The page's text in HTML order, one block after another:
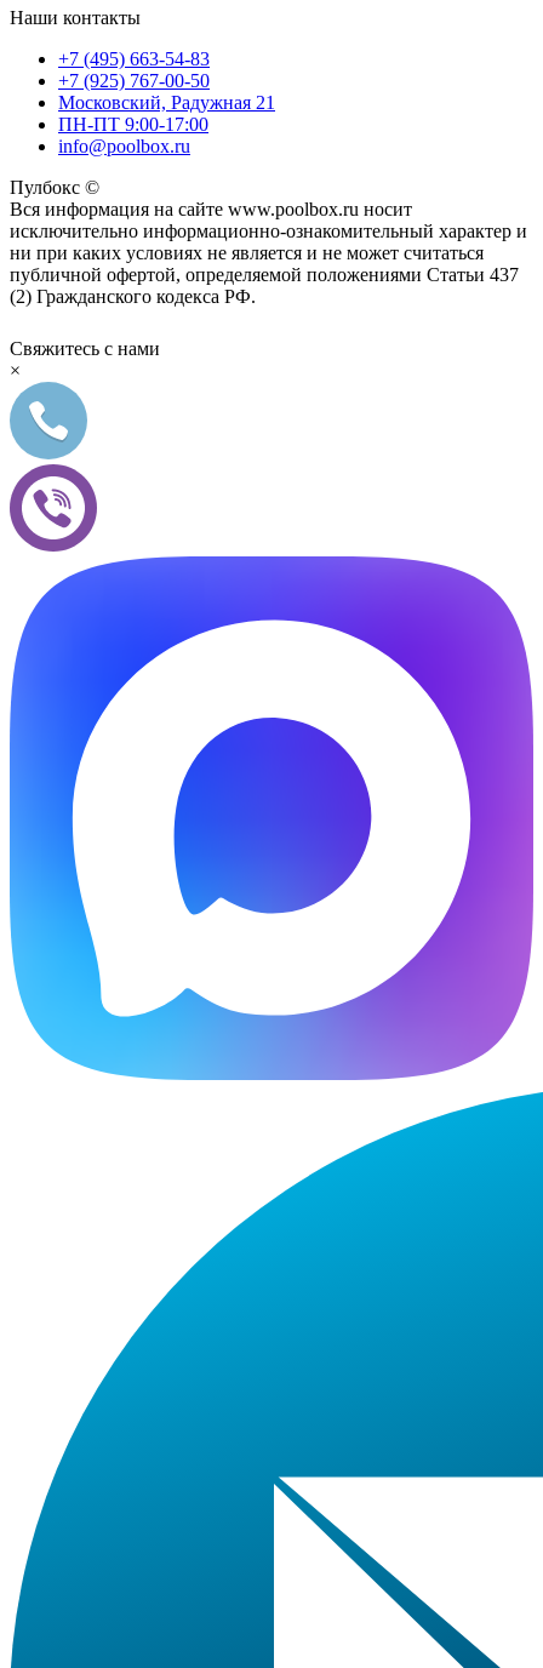
Наши контакты
+7 (495) 663-54-83
+7 (925) 767-00-50
Московский, Радужная 21
ПН-ПТ 9:00-17:00
info@poolbox.ru
Пулбокс ©
Вся информация на сайте www.poolbox.ru носит
исключительно информационно-ознакомительный характер и
ни при каких условиях не является и не может считаться
публичной офертой, определяемой положениями Статьи 437
(2) Гражданского кодекса РФ.
Свяжитесь с нами
×